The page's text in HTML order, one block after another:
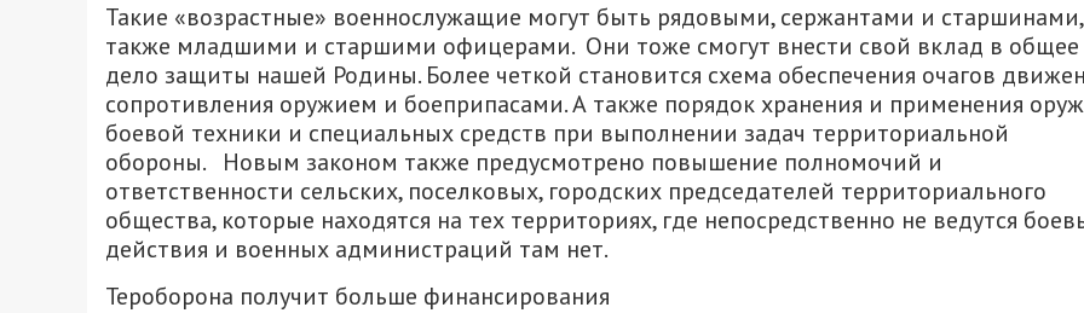
Такие «возрастные» военнослужащие могут быть рядовыми, сержантами и
также младшими и старшими офицерами. Они тоже смогут внести свой вклад в общее
дело защиты нашей Родины. Более четкой становится схема обеспечения очагов
сопротивления оружием и боеприпасами. А также порядок хранения и применения
боевой техники и специальных средств при выполнении задач территориальной
обороны. Новым законом также предусмотрено повышение полномочий и
ответственности сельских, поселковых, городских председателей территориального
общества, которые находятся на тех территориях, где непосредственно не ведутся
действия и военных администраций там нет.
Тероборона получит больше финансирования